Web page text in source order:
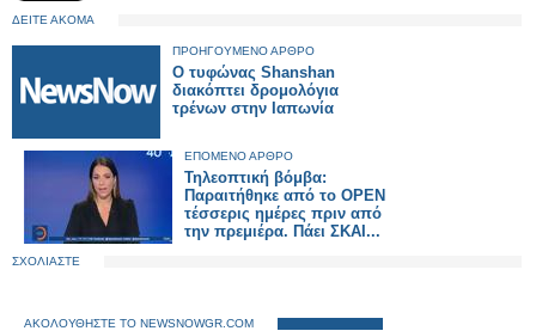
ΔΕΙΤΕ ΑΚΟΜΑ
ΠΡΟΗΓΟΥΜΕΝΟ ΑΡΘΡΟ
Ο τυφώνας Shanshan
διακόπτει δρομολόγια
τρένων στην Ιαπωνία
ΕΠΟΜΕΝΟ ΑΡΘΡΟ
Τηλεοπτική βόμβα:
Παραιτήθηκε από το ΟΡΕΝ
τέσσερις ημέρες πριν από
την πρεμιέρα. Πάει ΣΚΑΙ...
ΣΧΟΛΙΑΣΤΕ
ΑΚΟΛΟΥΘΗΣΤΕ ΤΟ NEWSNOWGR.COM